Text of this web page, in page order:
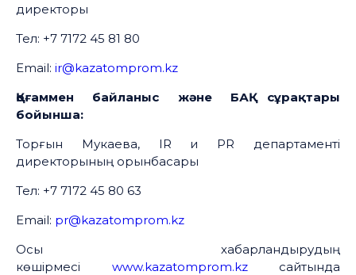
директоры
Тел: +7 7172 45 81 80
Email: ir@kazatomprom.kz
Қоғаммен байланыс және БАҚ сұрақтары
бойынша:
Торғын Мукаева, IR и PR департаменті
директорының орынбасары
Тел: +7 7172 45 80 63
Email: pr@kazatomprom.kz
Осы хабарландырудың
көшірмесі www.kazatomprom.kzсайтында